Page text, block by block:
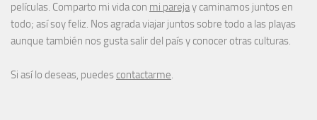
películas. Comparto mi vida con mi parejay caminamos juntos en
todo; así soy feliz. Nos agrada viajar juntos sobre todo a las playas
aunque también nos gusta salir del país y conocer otras culturas.
Si así lo deseas, puedes contactarme.